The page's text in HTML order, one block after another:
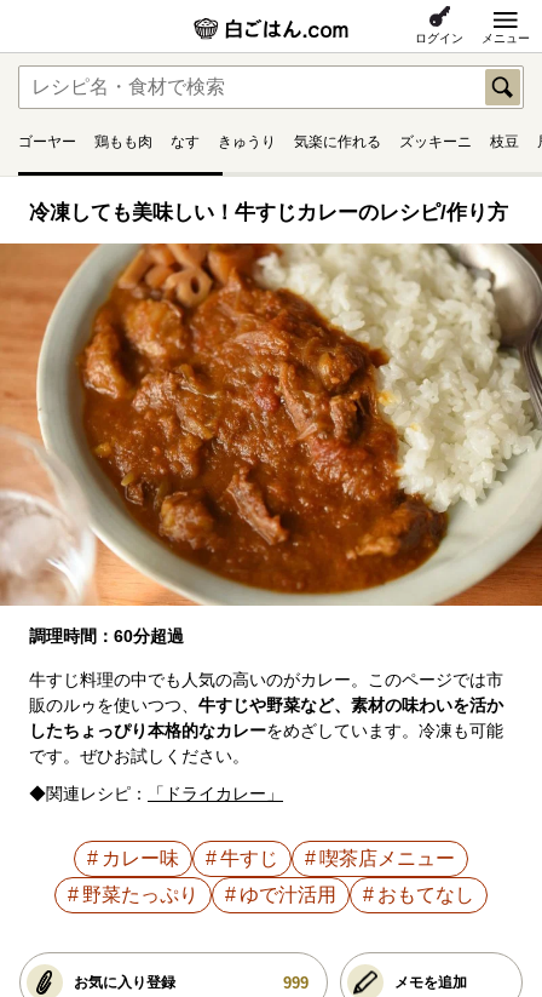
ログイン メニュー
ゴーヤー 鶏もも肉 なす きゅうり 気楽に作れる ズッキーニ 枝豆
冷凍しても美味しい！牛すじカレーのレシピ/作り方
調理時間：60分超過
牛すじ料理の中でも人気の高いのがカレー。このページでは市
販のルゥを使いつつ、 牛すじや野菜など、素材の味わいを活か
したちょっぴり本格的なカレーをめざしています。冷凍も可能
です。ぜひお試しください。
◆関連レシピ：
「ドライカレー」
カレー味 牛すじ
喫茶店メニュー
野菜たっぷり
ゆで汁活用 おもてなし
お気に入り登録 999 メモを追加